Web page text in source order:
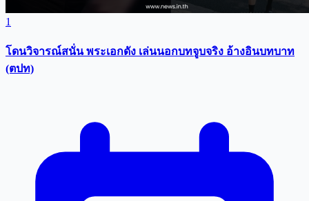
1
โดนวิจารณ์สนั่น พระเอกดัง เล่นนอกบทจูบจริง อ้างอินบทบาท
(ตปท)